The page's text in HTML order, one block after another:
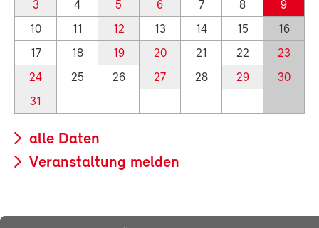
3 4 5 6 7 8
9
10
11 12 13 14 15
16
17
18 19 20 21 22
23
24
25 26 27 28 29
30
31
alle Daten
Veranstaltung melden